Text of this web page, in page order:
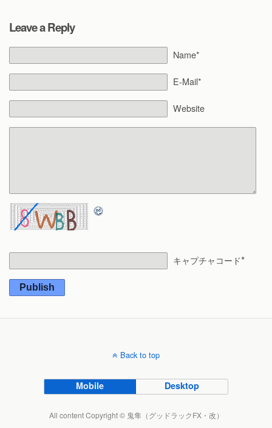
Leave a Reply
Name*
E-Mail*
Website
キャプチャコード*
Publish
Back to top
Mobile Desktop
All content Copyright © 鬼隼（グッドラックFX・改）